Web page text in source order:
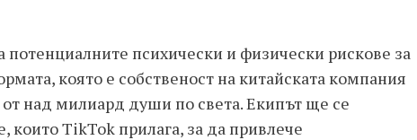
потенциалните психически и физически рискове за
която е собственост на китайската компания
над милиард души по света. Екипът ще се
които TikTok прилага, за да привлече